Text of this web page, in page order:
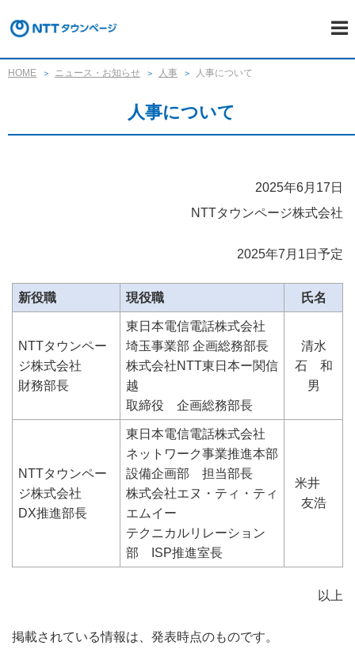
HOME ニュース・お知らせ 人事 人事について
人事について
2025年6月17日
NTTタウンページ株式会社
2025年7月1日予定
新役職 現役職 氏名
NTTタウンペー
ジ株式会社
財務部長
東日本電信電話株式会社
埼玉事業部 企画総務部長
株式会社NTT東日本ー関信
越
取締役 企画総務部長
清水
石 和
男
NTTタウンペー
ジ株式会社
DX推進部長
東日本電信電話株式会社
ネットワーク事業推進本部
設備企画部 担当部長
株式会社エヌ・ティ・ティ
エムイー
テクニカルリレーション
部 ISP推進室長
米井
友浩
以上
掲載されている情報は、発表時点のものです。